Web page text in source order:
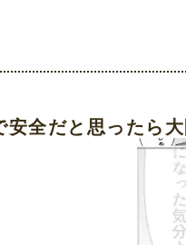
安全だと思ったら